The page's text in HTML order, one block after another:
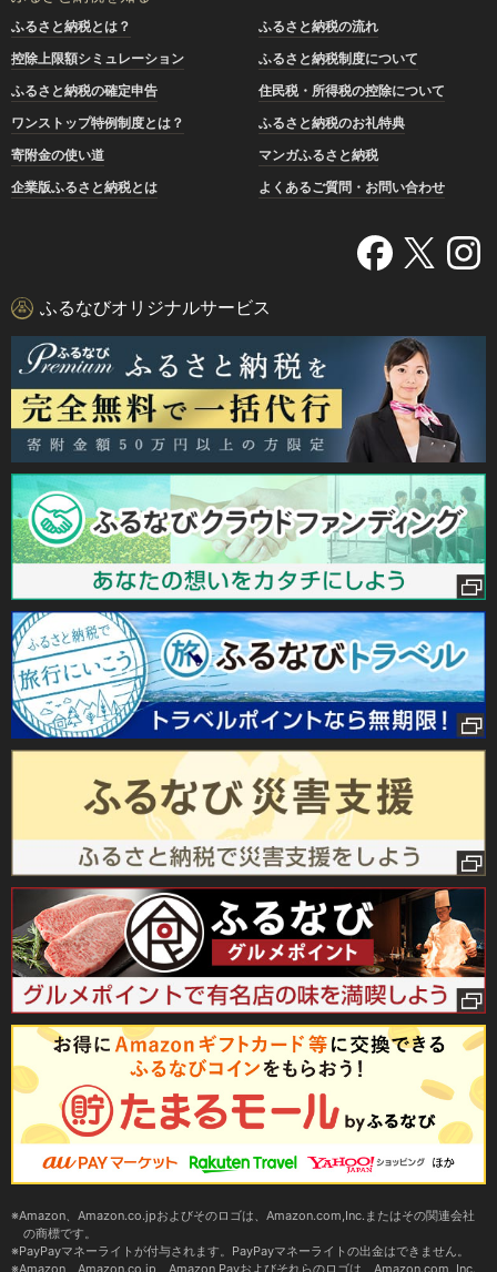
ふるさと納税とは？
ふるさと納税の流れ
控除上限額シミュレーション
ふるさと納税制度について
ふるさと納税の確定申告
住民税・所得税の控除について
ワンストップ特例制度とは？
ふるさと納税のお礼特典
寄附金の使い道
マンガふるさと納税
企業版ふるさと納税とは
よくあるご質問・お問い合わせ
ふるなびオリジナルサービス
Amazon、Amazon.co.jpおよびそのロゴは、Amazon.com,Inc.またはその関連会社
の商標です。
PayPayマネーライトが付与されます。PayPayマネーライトの出金はできません。
Amazon、Amazon.co.jp、Amazon Payおよびそれらのロゴは、Amazon.com, Inc.